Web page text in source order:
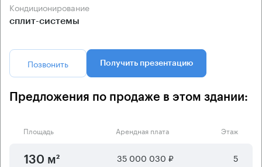
Кондиционирование
сплит-системы
Позвонить Получить презентацию
Предложения по продаже в этом здании:
Площадь Арендная плата Этаж
130 м² 35 000 030 ₽ 5